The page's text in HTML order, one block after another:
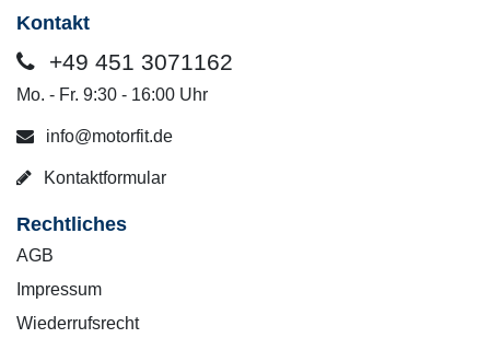
Kontakt
+49 451 3071162
Mo. - Fr. 9:30 - 16:00 Uhr
info@motorfit.de
Kontaktformular
Rechtliches
AGB
Impressum
Wiederrufsrecht